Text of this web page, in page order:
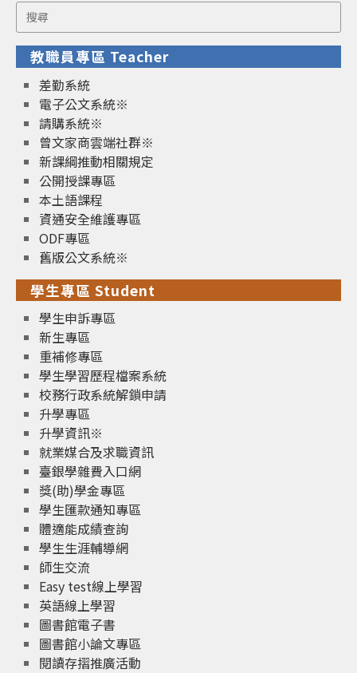
Search
for:
教職員專區 Teacher
差勤系統
電子公文系統※
請購系統※
曾文家商雲端社群※
新課綱推動相關規定
公開授課專區
本土語課程
資通安全維護專區
ODF專區
舊版公文系統※
學生專區 Student
學生申訴專區
新生專區
重補修專區
學生學習歷程檔案系統
校務行政系統解鎖申請
升學專區
升學資訊※
就業媒合及求職資訊
臺銀學雜費入口網
獎(助)學金專區
學生匯款通知專區
體適能成績查詢
學生生涯輔導網
師生交流
Easy test線上學習
英語線上學習
圖書館電子書
圖書館小論文專區
閱讀存摺推廣活動